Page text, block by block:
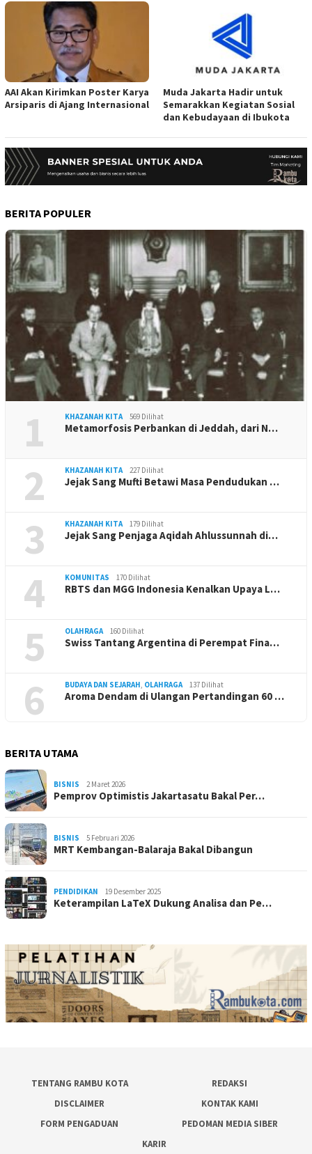
AAI Akan Kirimkan Poster Karya
Arsiparis di Ajang Internasional
Muda Jakarta Hadir untuk
Semarakkan Kegiatan Sosial
dan Kebudayaan di Ibukota
BERITA POPULER
1 KHAZANAH KITA 569 Dilihat
Metamorfosis Perbankan di Jeddah, dari N…
2 KHAZANAH KITA 227 Dilihat
Jejak Sang Mufti Betawi Masa Pendudukan …
3 KHAZANAH KITA 179 Dilihat
Jejak Sang Penjaga Aqidah Ahlussunnah di…
4 KOMUNITAS 170 Dilihat
RBTS dan MGG Indonesia Kenalkan Upaya L…
5 OLAHRAGA 160 Dilihat
Swiss Tantang Argentina di Perempat Fina…
6 BUDAYA DAN SEJARAH OLAHRAGA 137 Dilihat
Aroma Dendam di Ulangan Pertandingan 60 …
BERITA UTAMA
BISNIS 2 Maret 2026
Pemprov Optimistis Jakartasatu Bakal Per…
BISNIS 5 Februari 2026
MRT Kembangan-Balaraja Bakal Dibangun
PENDIDIKAN 19 Desember 2025
Keterampilan LaTeX Dukung Analisa dan Pe…
TENTANG RAMBU KOTA
REDAKSI
DISCLAIMER
KONTAK KAMI
FORM PENGADUAN
PEDOMAN MEDIA SIBER
KARIR